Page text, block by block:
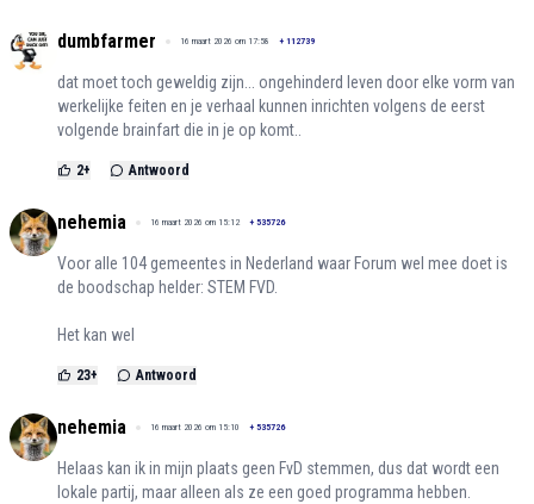
dumbfarmer 16 maart 2026 om 17:58 + 112739
dat moet toch geweldig zijn... ongehinderd leven door elke vorm van
werkelijke feiten en je verhaal kunnen inrichten volgens de eerst
volgende brainfart die in je op komt..
2+ Antwoord
nehemia 16 maart 2026 om 15:12 + 535726
Voor alle 104 gemeentes in Nederland waar Forum wel mee doet is
de boodschap helder: STEM FVD.
Het kan wel
23+ Antwoord
nehemia 16 maart 2026 om 15:10 + 535726
Helaas kan ik in mijn plaats geen FvD stemmen, dus dat wordt een
lokale partij, maar alleen als ze een goed programma hebben.